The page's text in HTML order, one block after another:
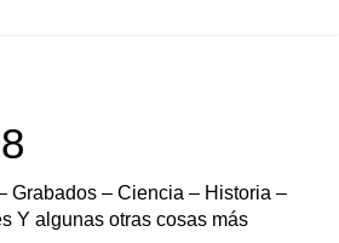
Grabados – Ciencia – Historia –
Y algunas otras cosas más